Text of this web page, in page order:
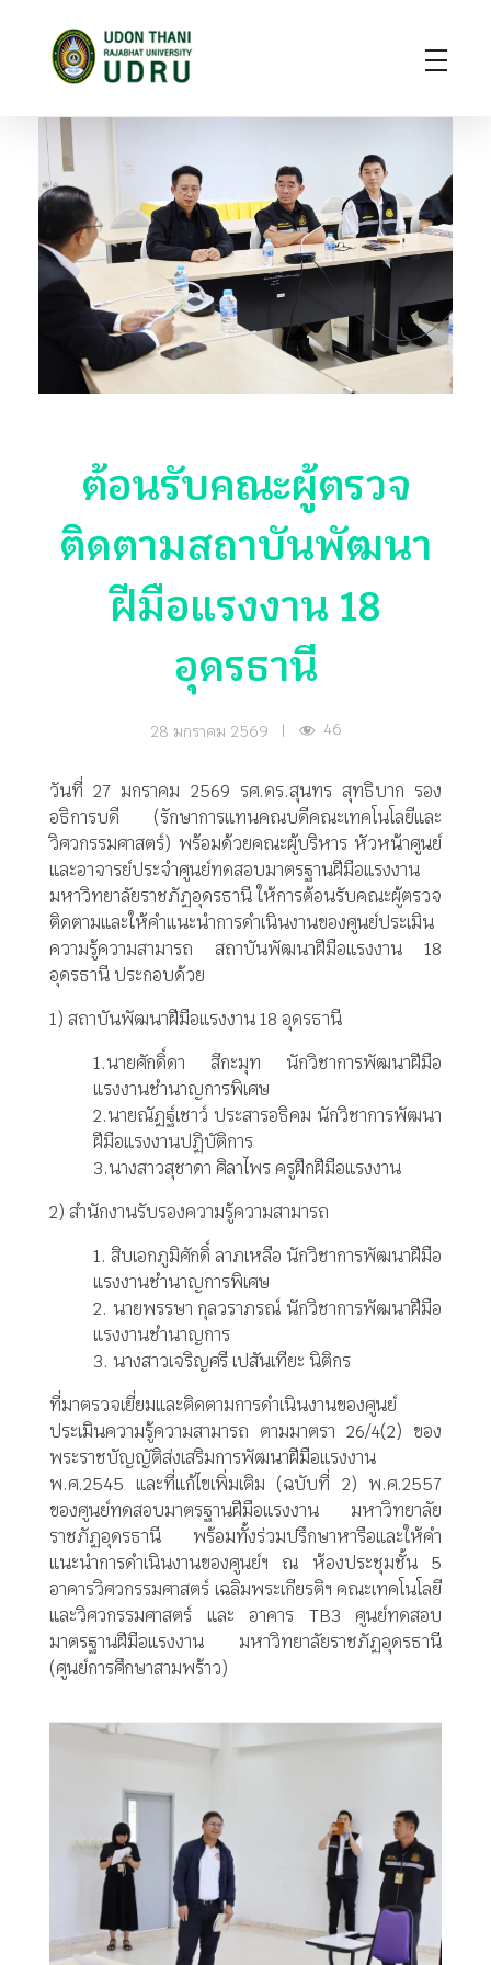
ต้อนรับคณะผู้ตรวจ
ติดตามสถาบันพัฒนา
ฝีมือแรงงาน 18
อุดรธานี
28 มกราคม 2569 | 46
วันที่ 27 มกราคม 2569 รศ.ดร.สุนทร สุทธิบาก รอง
อธิการบดี (รักษาการแทนคณบดีคณะเทคโนโลยีและ
วิศวกรรมศาสตร์) พร้อมด้วยคณะผู้บริหาร หัวหน้าศูนย์
และอาจารย์ประจำศูนย์ทดสอบมาตรฐานฝีมือแรงงาน
มหาวิทยาลัยราชภัฏอุดรธานี ให้การต้อนรับคณะผู้ตรวจ
ติดตามและให้คำแนะนำการดำเนินงานของศูนย์ประเมิน
ความรู้ความสามารถ สถาบันพัฒนาฝีมือแรงงาน 18
อุดรธานี ประกอบด้วย
1) สถาบันพัฒนาฝีมือแรงงาน 18 อุดรธานี
1.นายศักดิ์ดา สีกะมุท นักวิชาการพัฒนาฝีมือ
แรงงานชำนาญการพิเศษ
2.นายณัฏฐ์เชาว์ ประสารอธิคม นักวิชาการพัฒนา
ฝีมือแรงงานปฏิบัติการ
3.นางสาวสุชาดา ศิลาไพร ครูฝึกฝีมือแรงงาน
2) สำนักงานรับรองความรู้ความสามารถ
1. สิบเอกภูมิศักดิ์ ลาภเหลือ นักวิชาการพัฒนาฝีมือ
แรงงานชำนาญการพิเศษ
2. นายพรรษา กุลวราภรณ์ นักวิชาการพัฒนาฝีมือ
แรงงานชำนาญการ
3. นางสาวเจริญศรี เปสันเทียะ นิติกร
ที่มาตรวจเยี่ยมและติดตามการดำเนินงานของศูนย์
ประเมินความรู้ความสามารถ ตามมาตรา 26/4(2) ของ
พระราชบัญญัติส่งเสริมการพัฒนาฝีมือแรงงาน
พ.ศ.2545 และที่แก้ไขเพิ่มเติม (ฉบับที่ 2) พ.ศ.2557
ของศูนย์ทดสอบมาตรฐานฝีมือแรงงาน มหาวิทยาลัย
ราชภัฏอุดรธานี พร้อมทั้งร่วมปรึกษาหารือและให้คำ
แนะนำการดำเนินงานของศูนย์ฯ ณ ห้องประชุมชั้น 5
อาคารวิศวกรรมศาสตร์ เฉลิมพระเกียรติฯ คณะเทคโนโลยี
และวิศวกรรมศาสตร์ และ อาคาร TB3 ศูนย์ทดสอบ
มาตรฐานฝีมือแรงงาน มหาวิทยาลัยราชภัฏอุดรธานี
(ศูนย์การศึกษาสามพร้าว)